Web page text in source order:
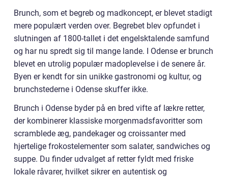
Brunch, som et begreb og madkoncept, er blevet stadigt
mere populært verden over. Begrebet blev opfundet i
slutningen af 1800-tallet i det engelsktalende samfund
og har nu spredt sig til mange lande. I Odense er brunch
blevet en utrolig populær madoplevelse i de senere år.
Byen er kendt for sin unikke gastronomi og kultur, og
brunchstederne i Odense skuffer ikke.
Brunch i Odense byder på en bred vifte af lækre retter,
der kombinerer klassiske morgenmadsfavoritter som
scramblede æg, pandekager og croissanter med
hjertelige frokostelementer som salater, sandwiches og
suppe. Du finder udvalget af retter fyldt med friske
lokale råvarer, hvilket sikrer en autentisk og